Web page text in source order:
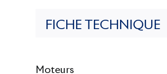
FICHE TECHNIQUE
Moteurs